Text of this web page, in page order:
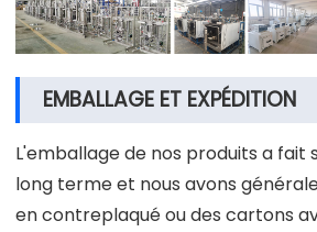
EMBALLAGE ET EXPÉDITION
L'emballage de nos produits a fait
long terme et nous avons
en contreplaqué ou des cartons